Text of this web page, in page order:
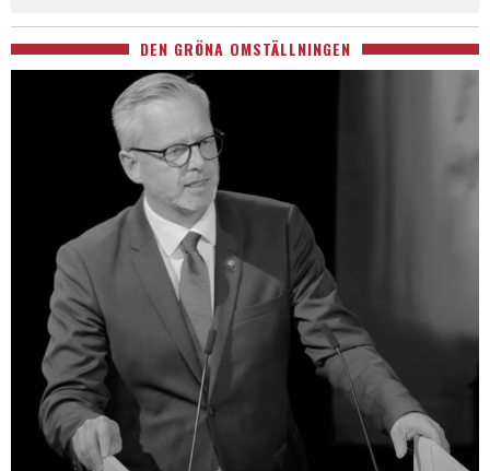
DEN GRÖNA OMSTÄLLNINGEN